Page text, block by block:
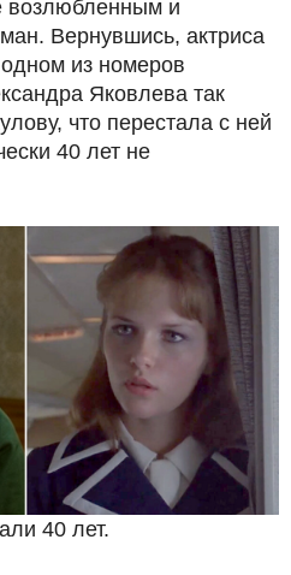
возлюбленным и
Вернувшись, актриса
из номеров
Яковлева так
что перестала с ней
40 лет не
40 лет.